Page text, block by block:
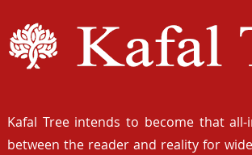
Kafal Tree intends to become that
between the reader and reality for